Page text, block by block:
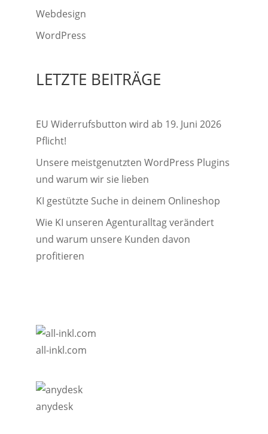
Webdesign
WordPress
LETZTE BEITRÄGE
EU Widerrufsbutton wird ab 19. Juni 2026
Pflicht!
Unsere meistgenutzten WordPress Plugins
und warum wir sie lieben
KI gestützte Suche in deinem Onlineshop
Wie KI unseren Agenturalltag verändert
und warum unsere Kunden davon
profitieren
all-inkl.com
anydesk